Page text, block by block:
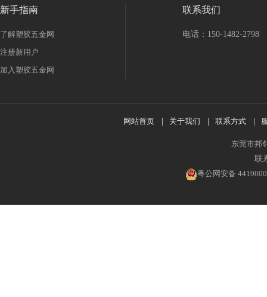
新手指南
了解塑胶五金网
注册新用户
加入塑胶五金网
联系我们
电话：150-1482-2798
网站首页 关于我们 联系方式
东莞市邦
联
粤公网安备